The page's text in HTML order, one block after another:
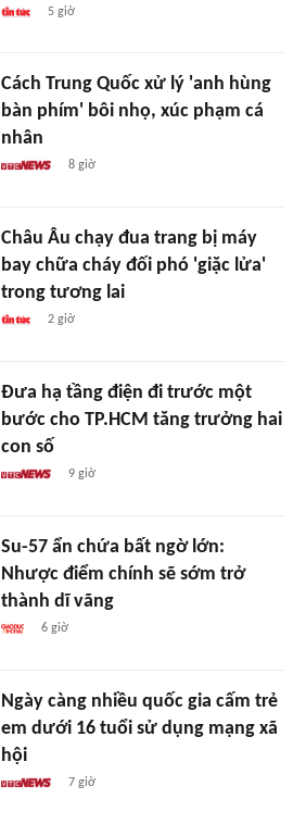
5 giờ
Cách Trung Quốc xử lý 'anh hùng
bàn phím' bôi nhọ, xúc phạm cá
nhân
8 giờ
Châu Âu chạy đua trang bị máy
bay chữa cháy đối phó 'giặc lửa'
trong tương lai
2 giờ
Đưa hạ tầng điện đi trước một
bước cho TP.HCM tăng trưởng hai
con số
9 giờ
Su-57 ẩn chứa bất ngờ lớn:
Nhược điểm chính sẽ sớm trở
thành dĩ vãng
6 giờ
Ngày càng nhiều quốc gia cấm trẻ
em dưới 16 tuổi sử dụng mạng xã
hội
7 giờ